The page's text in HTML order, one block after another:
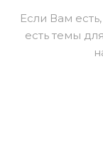
Если Вам
есть темы